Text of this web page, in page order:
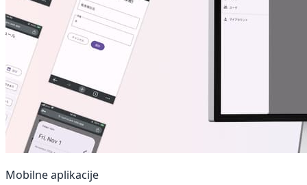
Mobilne aplikacije